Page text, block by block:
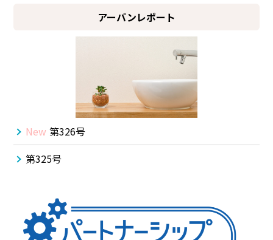
アーバンレポート
New 第326号
第325号